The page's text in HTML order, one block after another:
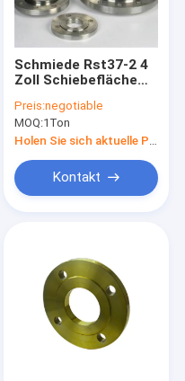
Schmiede Rst37-2 4
Zoll Schiebefläche
Zertifiziert
Preis:negotiable
MOQ:1Ton
Kontakt